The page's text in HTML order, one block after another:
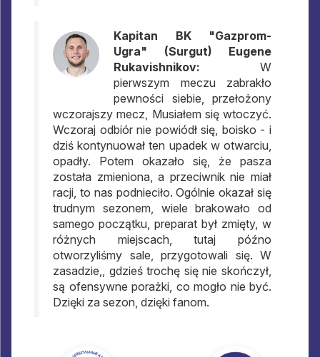
Kapitan BK "Gazprom-
Ugra" (Surgut) Eugene
Rukavishnikov: W
pierwszym meczu zabrakło
pewności siebie, przełożony
wczorajszy mecz, Musiałem się wtoczyć.
Wczoraj odbiór nie powiódł się, boisko - i
dziś kontynuował ten upadek w otwarciu,
opadły. Potem okazało się, że pasza
została zmieniona, a przeciwnik nie miał
racji, to nas podnieciło. Ogólnie okazał się
trudnym sezonem, wiele brakowało od
samego początku, preparat był zmięty, w
różnych miejscach, tutaj późno
otworzyliśmy sale, przygotowali się. W
zasadzie,, gdzieś trochę się nie skończył,
są ofensywne porażki, co mogło nie być.
Dzięki za sezon, dzięki fanom.